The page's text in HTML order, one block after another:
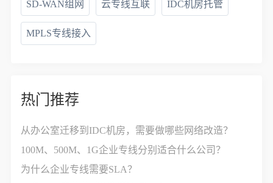
SD-WAN组网 云专线互联 IDC机房托管
MPLS专线接入
热门推荐
从办公室迁移到IDC机房，需要做哪些网络改造？
100M、500M、1G企业专线分别适合什么公司？
为什么企业专线需要SLA？